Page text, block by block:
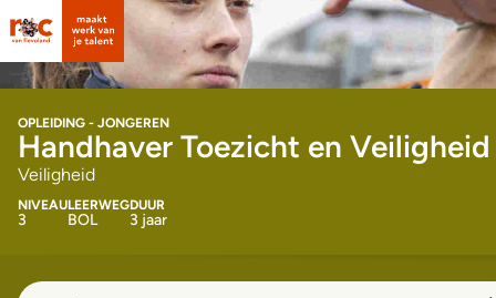
OPLEIDING - JONGEREN
Handhaver Toezicht en Veiligheid
Veiligheid
NIVEAU
3
LEERWEG
BOL
DUUR
3 jaar